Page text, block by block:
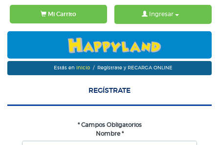
Mi Carrito Ingresar
Estás en Inicio / Regístrate y RECARGA ONLINE
REGÍSTRATE
* Campos Obligatorios
Nombre *